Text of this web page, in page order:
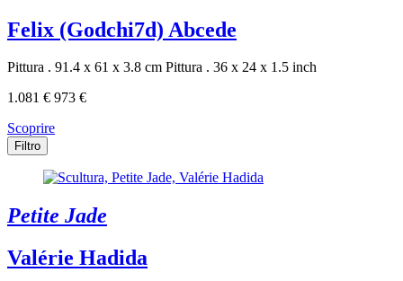
Felix (Godchi7d) Abcede
Pittura . 91.4 x 61 x 3.8 cm Pittura . 36 x 24 x 1.5 inch
1.081 € 973 €
Scoprire
Filtro
Petite Jade
Valérie Hadida